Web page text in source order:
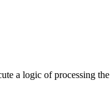
a logic of processing